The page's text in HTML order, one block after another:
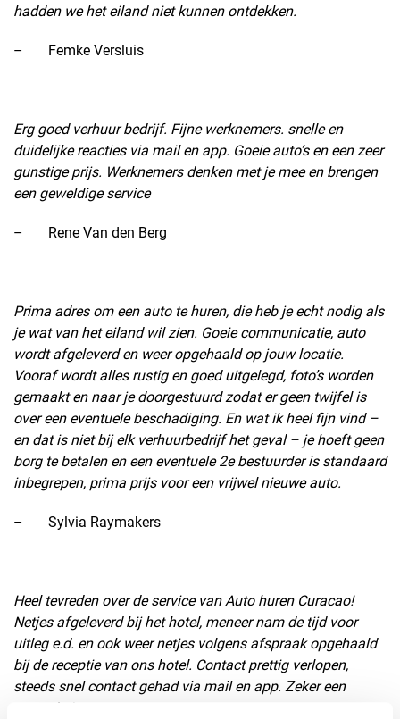
hadden we het eiland niet kunnen ontdekken.
– Femke Versluis
Erg goed verhuur bedrijf. Fijne werknemers. snelle en
duidelijke reacties via mail en app. Goeie auto’s en een zeer
gunstige prijs. Werknemers denken met je mee en brengen
een geweldige service
– Rene Van den Berg
Prima adres om een auto te huren, die heb je echt nodig als
je wat van het eiland wil zien. Goeie communicatie, auto
wordt afgeleverd en weer opgehaald op jouw locatie.
Vooraf wordt alles rustig en goed uitgelegd, foto’s worden
gemaakt en naar je doorgestuurd zodat er geen twijfel is
over een eventuele beschadiging. En wat ik heel fijn vind –
en dat is niet bij elk verhuurbedrijf het geval – je hoeft geen
borg te betalen en een eventuele 2e bestuurder is standaard
inbegrepen, prima prijs voor een vrijwel nieuwe auto.
– Sylvia Raymakers
Heel tevreden over de service van Auto huren Curacao!
Netjes afgeleverd bij het hotel, meneer nam de tijd voor
uitleg e.d. en ook weer netjes volgens afspraak opgehaald
bij de receptie van ons hotel. Contact prettig verlopen,
steeds snel contact gehad via mail en app. Zeker een
aanrader!